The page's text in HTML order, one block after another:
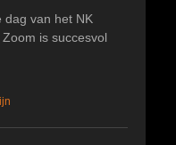
dag van het NK
is succesvol